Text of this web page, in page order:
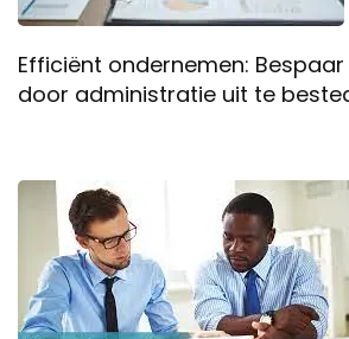
Efficiënt ondernemen:
door administratie uit te